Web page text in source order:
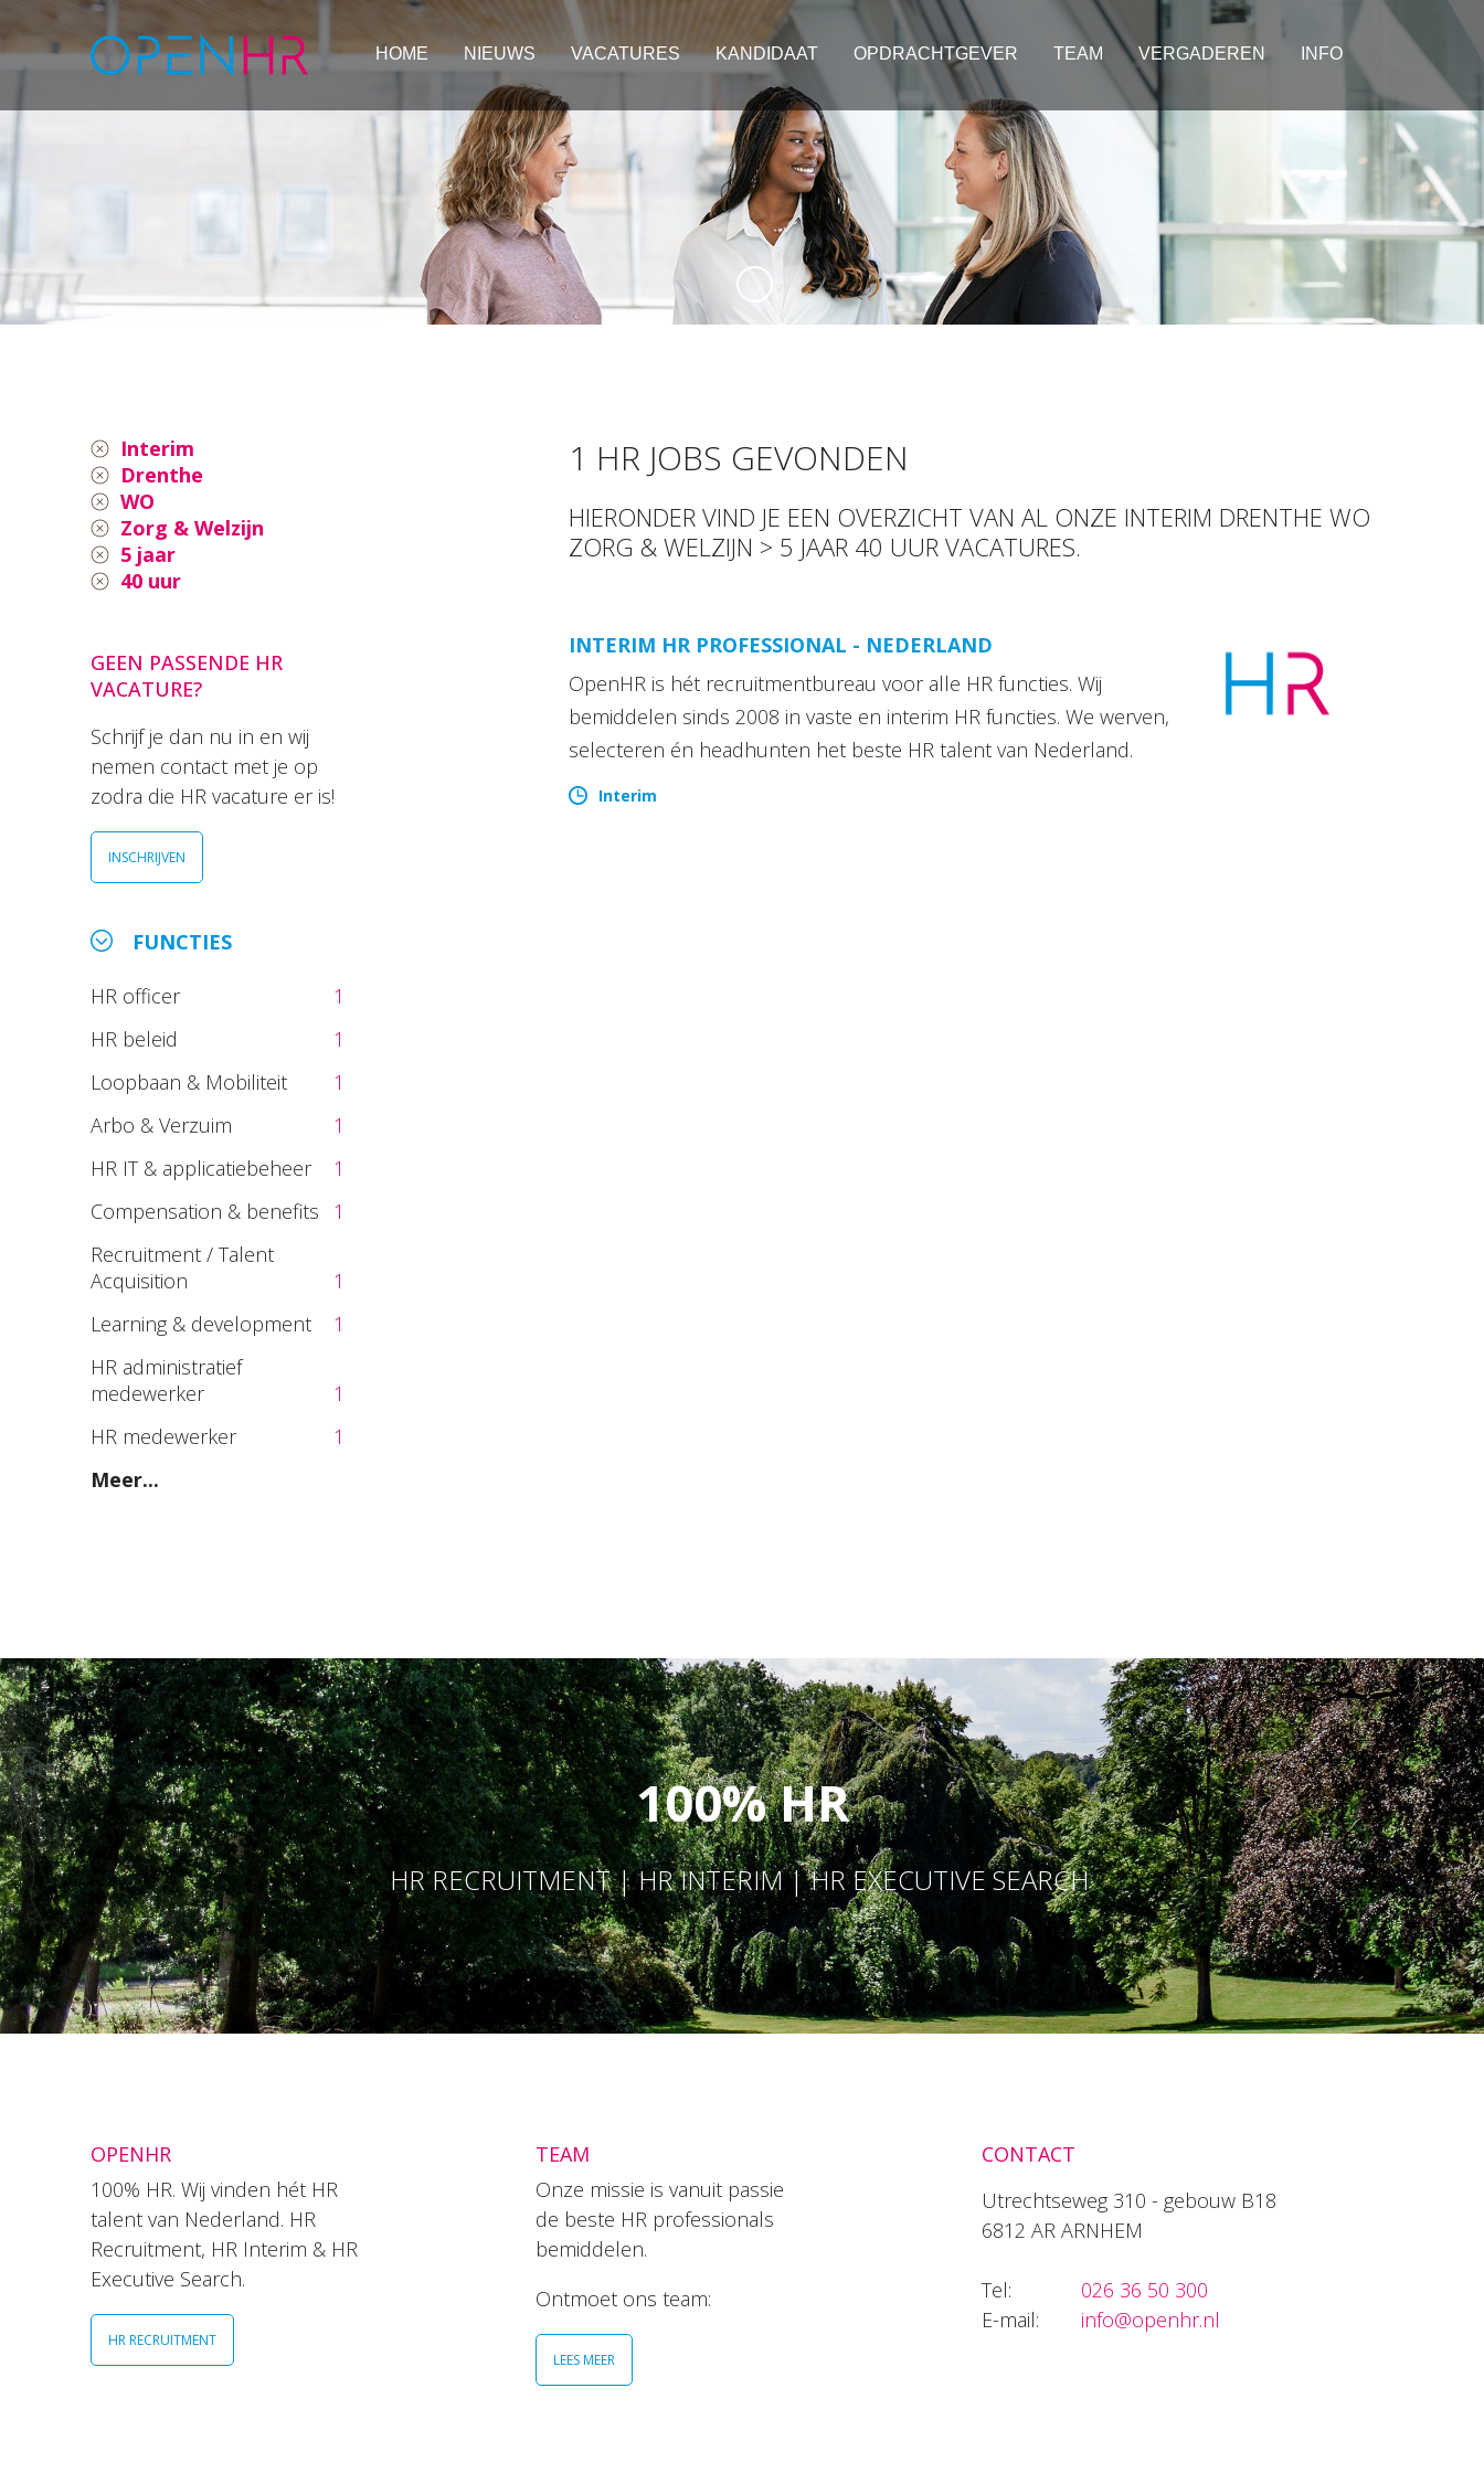
HOME NIEUWS VACATURES KANDIDAAT OPDRACHTGEVER TEAM VERGADEREN INFO
Interim
Drenthe
WO
Zorg & Welzijn
5 jaar
40 uur
GEEN PASSENDE HR
VACATURE?
Schrijf je dan nu in en wij
nemen contact met je op
zodra die HR vacature er is!
INSCHRIJVEN
FUNCTIES
HR officer
1
HR beleid
1
Loopbaan & Mobiliteit
1
Arbo & Verzuim
1
HR IT & applicatiebeheer
1
Compensation & benefits
1
Recruitment / Talent
Acquisition
1
Learning & development
1
HR administratief
medewerker
1
HR medewerker
1
Meer...
1 HR JOBS GEVONDEN
HIERONDER VIND JE EEN OVERZICHT VAN AL ONZE INTERIM DRENTHE WO
ZORG & WELZIJN > 5 JAAR 40 UUR VACATURES.
INTERIM HR PROFESSIONAL - NEDERLAND
OpenHR is hét recruitmentbureau voor alle HR functies. Wij
bemiddelen sinds 2008 in vaste en interim HR functies. We werven,
selecteren én headhunten het beste HR talent van Nederland.
Interim
100% HR
HR RECRUITMENT | HR INTERIM | HR EXECUTIVE SEARCH
OPENHR
100% HR. Wij vinden hét HR
talent van Nederland. HR
Recruitment, HR Interim & HR
Executive Search.
HR RECRUITMENT
TEAM
Onze missie is vanuit passie
de beste HR professionals
bemiddelen.
Ontmoet ons team:
LEES MEER
CONTACT
Utrechtseweg 310 - gebouw B18
6812 AR ARNHEM
Tel:
026 36 50 300
E-mail:
info@openhr.nl